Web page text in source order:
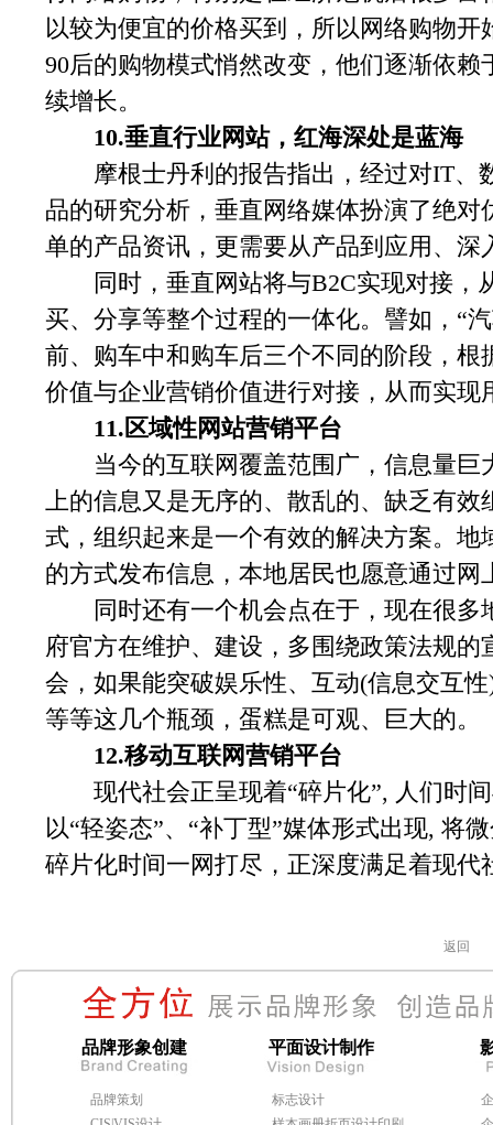
以较为便宜的价格买到，所以网络购物
90后的购物模式悄然改变，他们逐渐依
续增长。
10.垂直行业网站，红海深处是蓝海
摩根士丹利的报告指出，经过对IT、
品的研究分析，垂直网络媒体扮演了绝
单的产品资讯，更需要从产品到应用、深
同时，垂直网站将与B2C实现对接，
买、分享等整个过程的一体化。譬如，“
前、购车中和购车后三个不同的阶段，
价值与企业营销价值进行对接，从而实现
11.区域性网站营销平台
当今的互联网覆盖范围广，信息量巨
上的信息又是无序的、散乱的、缺乏有
式，组织起来是一个有效的解决方案。
的方式发布信息，本地居民也愿意通过网
同时还有一个机会点在于，现在很多
府官方在维护、建设，多围绕政策法规
会，如果能突破娱乐性、互动(信息交互
等等这几个瓶颈，蛋糕是可观、巨大的。
12.移动互联网营销平台
现代社会正呈现着“碎片化”, 人们时间
以“轻姿态”、“补丁型”媒体形式出现, 将
碎片化时间一网打尽，正深度满足着现代
返回
品牌形象创建 平面设计制作
品牌策划
标志设计